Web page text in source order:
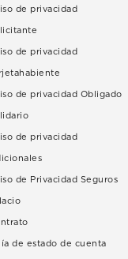
de privacidad
de privacidad
de privacidad Obligado
de privacidad
de Privacidad Seguros
de estado de cuenta